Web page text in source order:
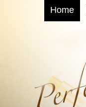
Home